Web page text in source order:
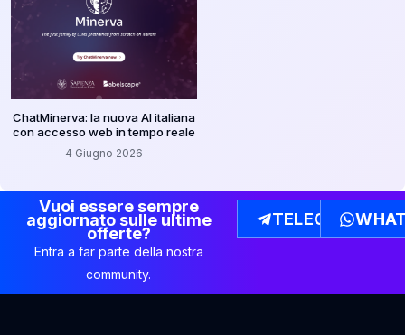
ChatMinerva: la nuova AI italiana
con accesso web in tempo reale
4 Giugno 2026
Vuoi essere sempre
aggiornato sulle ultime
offerte?
Entra a far parte della nostra
community.
TELEGRAM